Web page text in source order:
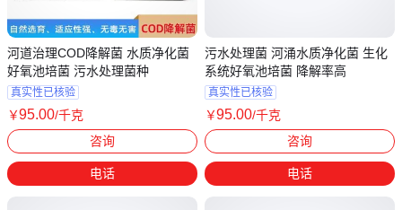
河道治理COD降解菌 水质净化菌
好氧池培菌 污水处理菌种
真实性已核验
￥95.00/千克
咨询
电话
污水处理菌 河涌水质净化菌 生化
系统好氧池培菌 降解率高
真实性已核验
￥95.00/千克
咨询
电话